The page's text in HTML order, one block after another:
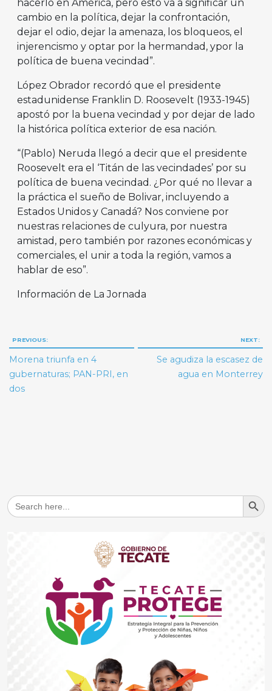
hacerlo en América, pero esto va a significar un
cambio en la política, dejar la confrontación,
dejar el odio, dejar la amenaza, los bloqueos, el
injerencismo y optar por la hermandad, ypor la
política de buena vecindad”.
López Obrador recordó que el presidente
estadunidense Franklin D. Roosevelt (1933-1945)
apostó por la buena vecindad y por dejar de lado
la histórica política exterior de esa nación.
“(Pablo) Neruda llegó a decir que el presidente
Roosevelt era el ‘Titán de las vecindades’ por su
política de buena vecindad. ¿Por qué no llevar a
la práctica el sueño de Bolivar, incluyendo a
Estados Unidos y Canadá? Nos conviene por
nuestras relaciones de culyura, por nuestra
amistad, pero también por razones económicas y
comerciales, el unir a toda la región, vamos a
hablar de eso”.
Información de La Jornada
Navegación
de
entradas
PREVIOUS:
Morena triunfa en 4
gubernaturas; PAN-PRI, en
dos
NEXT:
Se agudiza la escasez de
agua en Monterrey
Search
for:
Search